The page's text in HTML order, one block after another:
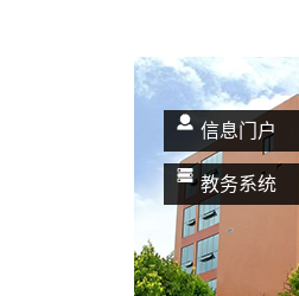
信息门户
教务系统